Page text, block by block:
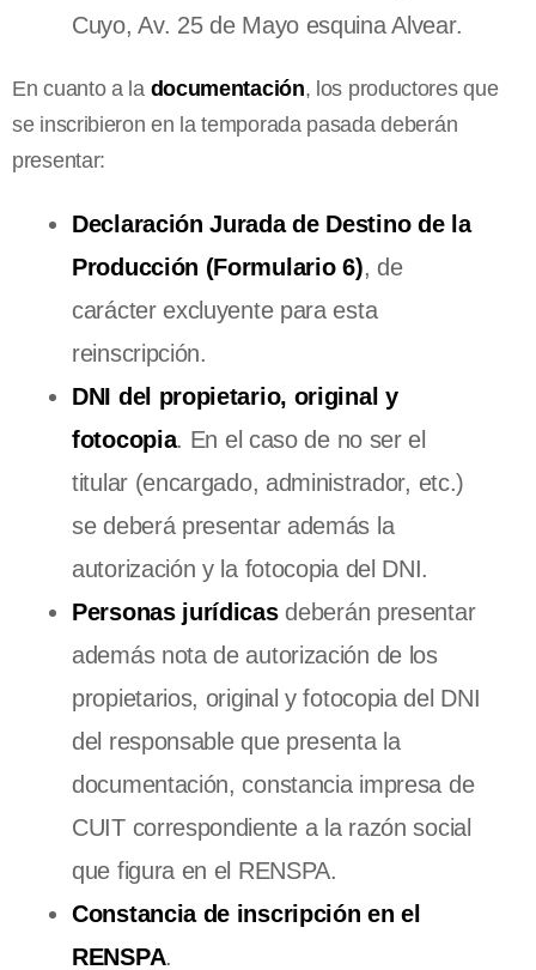
Cuyo, Av. 25 de Mayo esquina Alvear.
En cuanto a la documentación, los productores que
se inscribieron en la temporada pasada deberán
presentar:
Declaración Jurada de Destino de la
Producción (Formulario 6), de
carácter excluyente para esta
reinscripción.
DNI del propietario, original y
fotocopia. En el caso de no ser el
titular (encargado, administrador, etc.)
se deberá presentar además la
autorización y la fotocopia del DNI.
Personas jurídicasdeberán presentar
además nota de autorización de los
propietarios, original y fotocopia del DNI
del responsable que presenta la
documentación, constancia impresa de
CUIT correspondiente a la razón social
que figura en el RENSPA.
Constancia de inscripción en el
RENSPA.